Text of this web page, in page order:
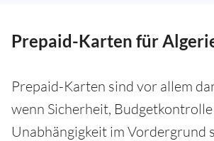
Prepaid-Karten für
Prepaid-Karten sind vor allem
wenn Sicherheit,
Unabhängigkeit im Vordergrund